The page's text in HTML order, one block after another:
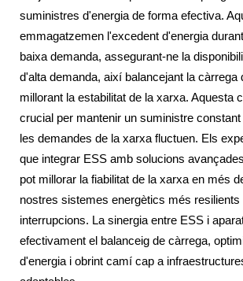
suministres d'energia de forma efectiva.
emmagatzemen l'excedent d'energia
baixa demanda, assegurant-ne la
d'alta demanda, així balancejant la càrrega
millorant la estabilitat de la xarxa. Aquesta
crucial per mantenir un suministre
les demandes de la xarxa fluctuen. Els
que integrar ESS amb solucions
pot millorar la fiabilitat de la xarxa en més
nostres sistemes energètics més resilients
interrupcions. La sinergia entre ESS i
efectivament el balanceig de càrrega,
d'energia i obrint camí cap a